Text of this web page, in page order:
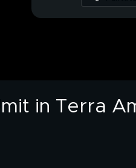
PROSSIMO VIDEO
in Terra